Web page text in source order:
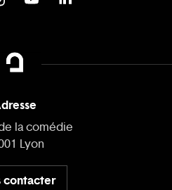
la comédie
Lyon
contacter